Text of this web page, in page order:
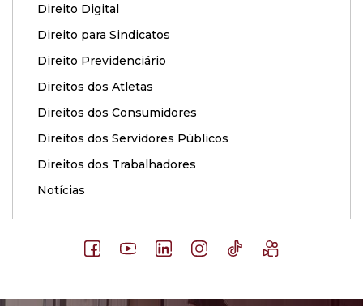
Direito Digital
Direito para Sindicatos
Direito Previdenciário
Direitos dos Atletas
Direitos dos Consumidores
Direitos dos Servidores Públicos
Direitos dos Trabalhadores
Notícias